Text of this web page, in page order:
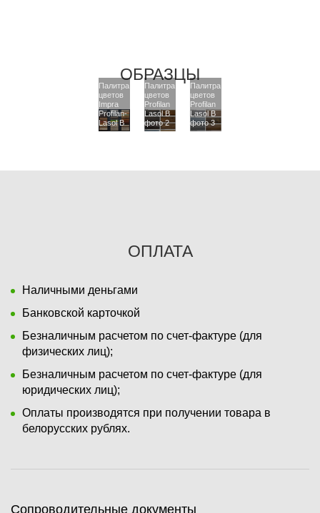
ОБРАЗЦЫ
Палитра
цветов
Impra
Profilan-
Lasol B
Палитра
цветов
Profilan
Lasol B
фото 2
Палитра
цветов
Profilan
Lasol B
фото 3
ОПЛАТА
Наличными деньгами
Банковской карточкой
Безналичным расчетом по счет-фактуре (для
физических лиц);
Безналичным расчетом по счет-фактуре (для
юридических лиц);
Оплаты производятся при получении товара в
белорусских рублях.
Сопроводительные документы